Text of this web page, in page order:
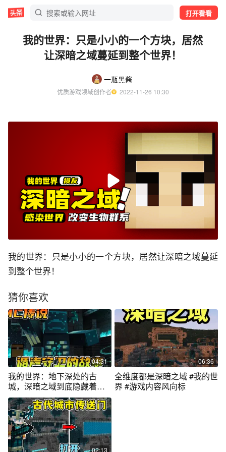
打开看看
我的世界：只是小小的一个方块，居然
让深暗之域蔓延到整个世界！
一瓶黑酱
优质游戏领域创作者
  2022-11-26 10:30
我的世界：只是小小的一个方块，居然让深暗之域蔓延
到整个世界！
猜你喜欢
04:31
我的世界：地下深处的古
城，深暗之域到底隐藏着什
么？
06:36
全维度都是深暗之域 #我的世
界 #游戏内容风向标
02:13